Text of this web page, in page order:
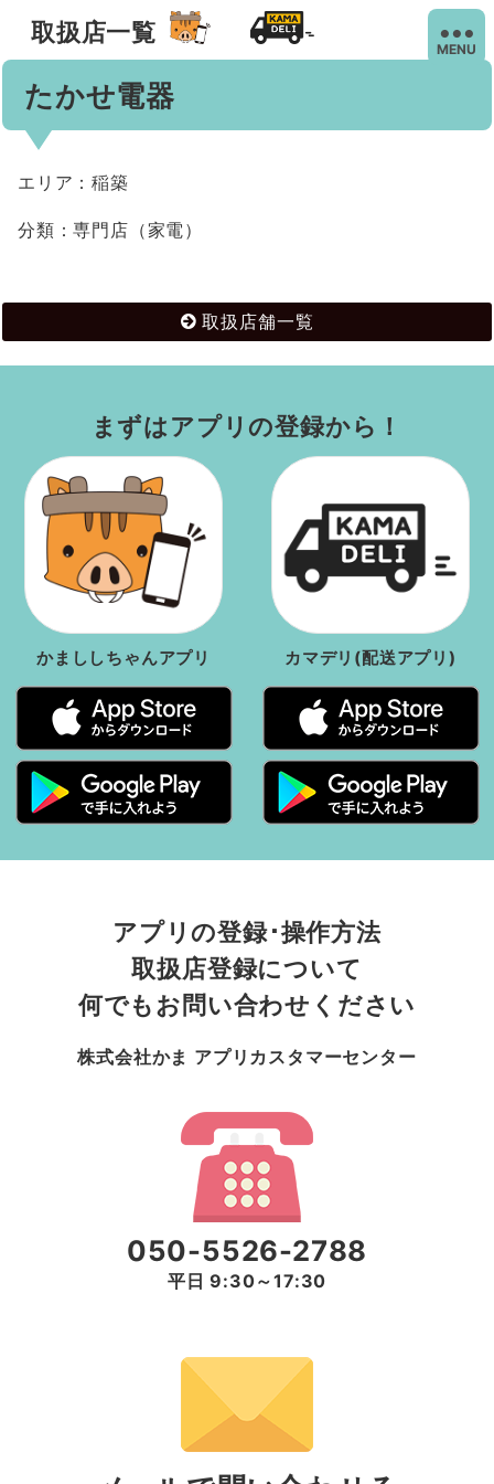
取扱店一覧
MENU
たかせ電器
エリア：稲築
分類：専門店（家電）
取扱店舗一覧
まずはアプリの登録から！
かまししちゃんアプリ カマデリ(配送アプリ)
アプリの登録･操作方法
取扱店登録について
何でもお問い合わせください
株式会社かま アプリカスタマーセンター
050-5526-2788
平日 9:30～17:30